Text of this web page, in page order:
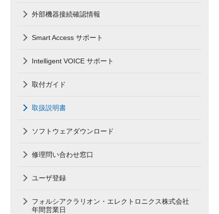
外部機器接続確認情報
Smart Access サポート
Intelligent VOICE サポート
取付ガイド
取扱説明書
ソフトウェアダウンロード
修理問い合わせ窓口
ユーザ登録
フォルシアクラリオン・エレクトロニクス株式会社
年間営業日